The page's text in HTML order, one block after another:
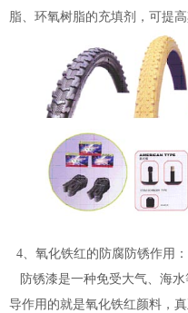
脂、环氧树脂的充填剂，可提
4、氧化铁红的防腐防锈作用：
防锈漆是一种免受大气、海
导作用的就是氧化铁红颜料，